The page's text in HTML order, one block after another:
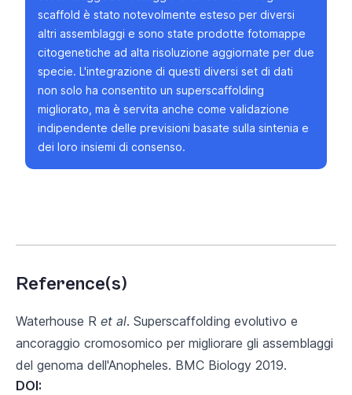
scaffold è stato notevolmente esteso per diversi
altri assemblaggi e sono state prodotte fotomappe
citogenetiche ad alta risoluzione aggiornate per due
specie. L'integrazione di questi diversi set di dati
non solo ha consentito un superscaffolding
migliorato, ma è servita anche come validazione
indipendente delle previsioni basate sulla sintenia e
dei loro insiemi di consenso.
Reference(s)
Waterhouse R et al. Superscaffolding evolutivo e
ancoraggio cromosomico per migliorare gli assemblaggi
del genoma dell'Anopheles. BMC Biology 2019.
DOI: